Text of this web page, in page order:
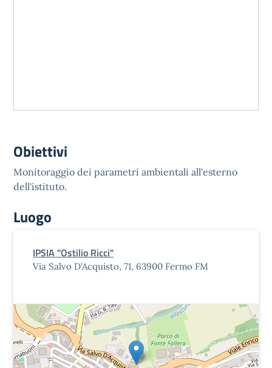
Obiettivi
Monitoraggio dei parametri ambientali all'esterno
dell'istituto.
Luogo
IPSIA "Ostilio Ricci"
Via Salvo D'Acquisto, 71, 63900 Fermo FM